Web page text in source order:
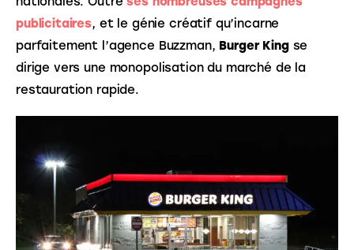
publicitaires, et le génie créatif qu’incarne
parfaitement l’agence Buzzman, Burger King se
dirige vers une monopolisation du marché de la
restauration rapide.